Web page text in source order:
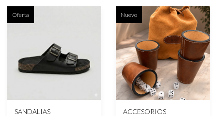
Oferta
SANDALIAS
Nuevo
ACCESORIOS